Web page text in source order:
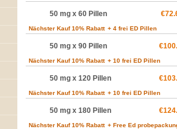
50 mg x 60 Pillen
Nächster Kauf 10% Rabatt + 4 frei ED Pillen
50 mg x 90 Pillen
Nächster Kauf 10% Rabatt + 10 frei ED Pillen
50 mg x 120 Pillen
Nächster Kauf 10% Rabatt + 10 frei ED Pillen
50 mg x 180 Pillen
Nächster Kauf 10% Rabatt + Free Ed